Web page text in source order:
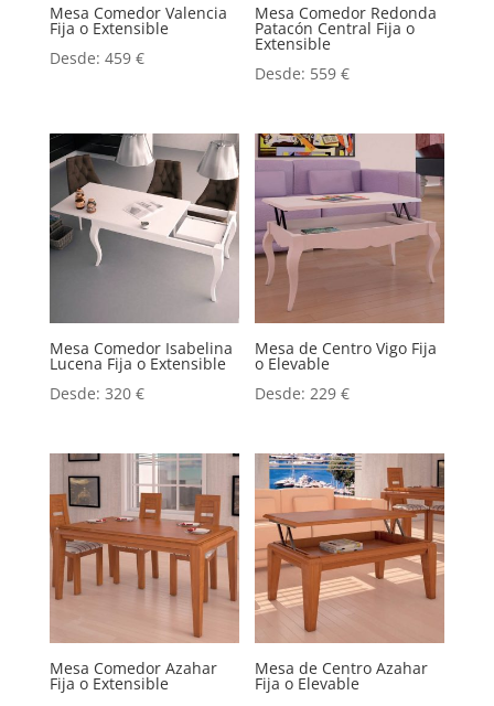
Mesa Comedor Valencia
Fija o Extensible
Desde: 459 €
Mesa Comedor Redonda
Patacón Central Fija o
Extensible
Desde: 559€
Mesa Comedor Isabelina
Lucena Fija o Extensible
Desde: 320 €
Mesa de Centro Vigo Fija
o Elevable
Desde:229€
Mesa Comedor Azahar
Fija o Extensible
Mesa de Centro Azahar
Fija o Elevable